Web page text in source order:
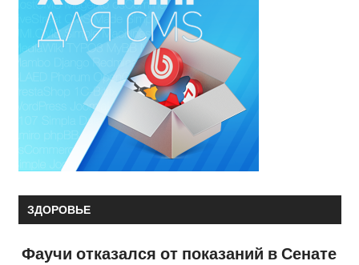
ЗДОРОВЬЕ
Фаучи отказался от показаний в Сенате